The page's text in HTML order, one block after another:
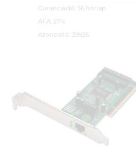
Garanciaidő:
36 hónap
ÁFA:
27%
Azonosító:
39926